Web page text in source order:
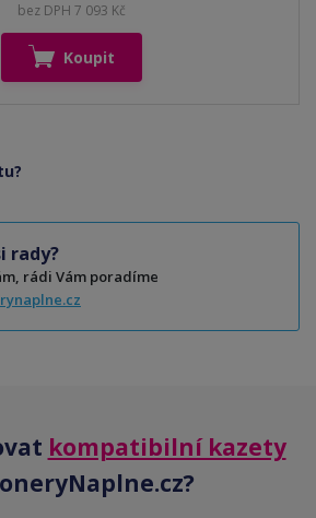
bez DPH 7 093 Kč
Koupit
rady?
rádi Vám poradíme
kompatibilní kazety